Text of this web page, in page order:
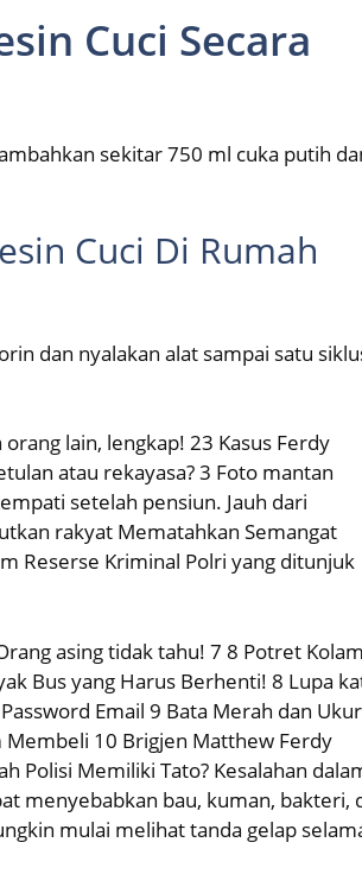
Cuci Secara
sekitar 750 ml cuka putih
Cuci Di Rumah
dan nyalakan alat sampai satu
lain, lengkap! 23 Kasus Ferdy
atau rekayasa? 3 Foto mantan
setelah pensiun. Jauh dari
rakyat Mematahkan Semangat
Reserse Kriminal Polri yang ditunjuk
asing tidak tahu! 7 8 Potret Kolam
Bus yang Harus Berhenti! 8 Lupa
Email 9 Bata Merah dan
Membeli 10 Brigjen Matthew Ferdy
Polisi Memiliki Tato? Kesalahan
menyebabkan bau, kuman, bakteri,
mulai melihat tanda gelap